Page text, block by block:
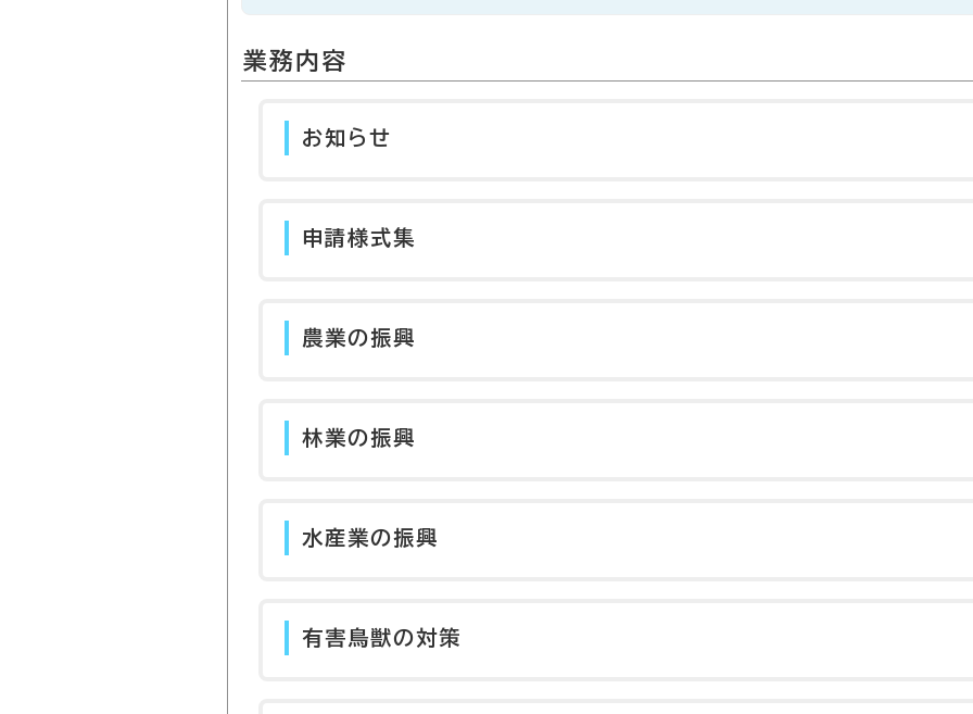
業務内容
お知らせ
申請様式集
農業の振興
林業の振興
水産業の振興
有害鳥獣の対策